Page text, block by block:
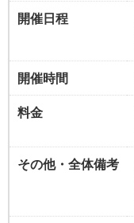
開催日程
開催時間
料金
その他・全体備考